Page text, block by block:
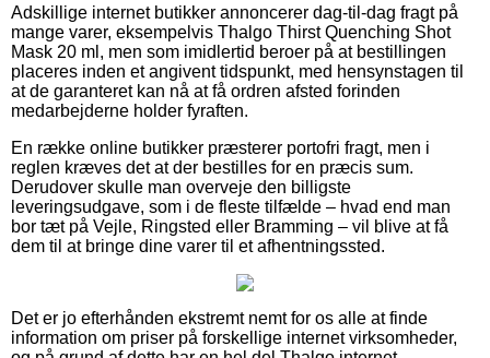
Adskillige internet butikker annoncerer dag-til-dag fragt på
mange varer, eksempelvis Thalgo Thirst Quenching Shot
Mask 20 ml, men som imidlertid beroer på at bestillingen
placeres inden et angivent tidspunkt, med hensynstagen til
at de garanteret kan nå at få ordren afsted forinden
medarbejderne holder fyraften.
En række online butikker præsterer portofri fragt, men i
reglen kræves det at der bestilles for en præcis sum.
Derudover skulle man overveje den billigste
leveringsudgave, som i de fleste tilfælde – hvad end man
bor tæt på Vejle, Ringsted eller Bramming – vil blive at få
dem til at bringe dine varer til et afhentningssted.
Det er jo efterhånden ekstremt nemt for os alle at finde
information om priser på forskellige internet virksomheder,